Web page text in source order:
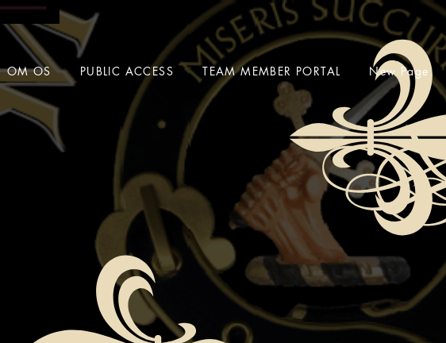
OM OS PUBLIC ACCESS TEAM MEMBER PORTAL New Page